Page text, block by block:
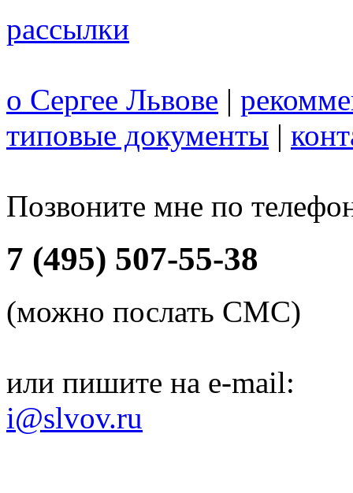
рассылки
о Сергее Львове |
типовые документы |
Позвоните мне по
7 (495) 507-55-38
(можно послать СМС)
или пишите на e-mail:
i@slvov.ru